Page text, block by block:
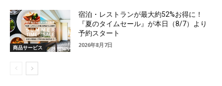
商品サービス
宿泊・レストランが最大約52%お得に！
『夏のタイムセール』が本日（8/7）より
予約スタート
2026年8月7日